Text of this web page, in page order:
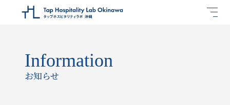
Information
お知らせ